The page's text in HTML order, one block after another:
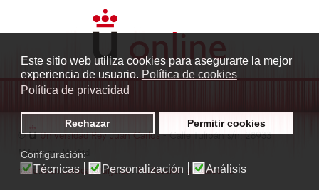
Este sitio web utiliza cookies para asegurarte la mejor
experiencia de usuario. Política de cookies
Política de privacidad
Rechazar Permitir cookies
Configuración:
Técnicas Personalización Análisis
© Universidad Rey Juan Carlos- Calle Tulipán s/n. 28933
Móstoles. Madrid
radio.fuenlabrada1@urjc.es|Protección de datos|